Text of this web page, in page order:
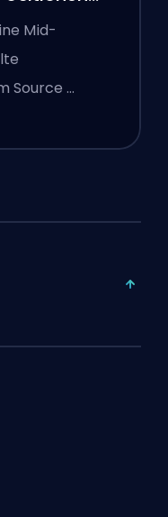
Mid-
Source …